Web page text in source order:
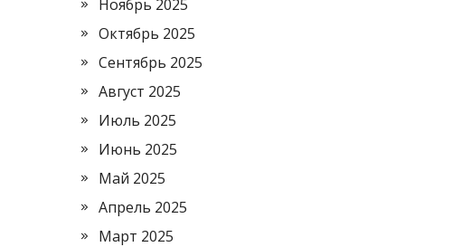
Ноябрь 2025
Октябрь 2025
Сентябрь 2025
Август 2025
Июль 2025
Июнь 2025
Май 2025
Апрель 2025
Март 2025